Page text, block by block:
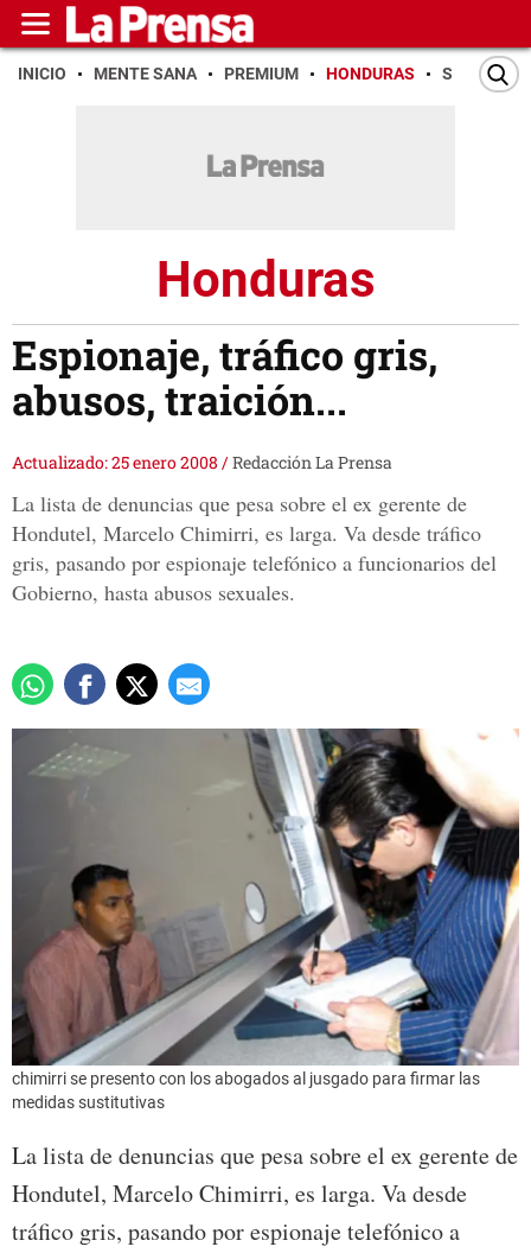
INICIO MENTE SANA PREMIUM HONDURAS SAN PEDRO
Honduras
Espionaje, tráfico gris,
abusos, traición...
Actualizado: 25 enero 2008 /Redacción La Prensa
La lista de denuncias que pesa sobre el ex gerente de
Hondutel, Marcelo Chimirri, es larga. Va desde tráfico
gris, pasando por espionaje telefónico a funcionarios del
Gobierno, hasta abusos sexuales.
chimirri se presento con los abogados al jusgado para firmar las
medidas sustitutivas
La lista de denuncias que pesa sobre el ex gerente de
Hondutel, Marcelo Chimirri, es larga. Va desde
tráfico gris, pasando por espionaje telefónico a